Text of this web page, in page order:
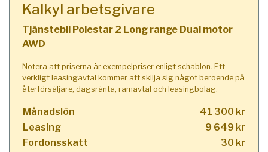
Kalkyl arbetsgivare
Tjänstebil Polestar 2 Long range Dual motor
AWD
Notera att priserna är exempelpriser enligt schablon. Ett
verkligt leasingavtal kommer att skilja sig något beroende på
återförsäljare, dagsränta, ramavtal och leasingbolag.
Månadslön
41 300 kr
Leasing
9 649 kr
Fordonsskatt
30 kr